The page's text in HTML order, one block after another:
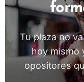
Tu plaza no
hoy mismo
opositores